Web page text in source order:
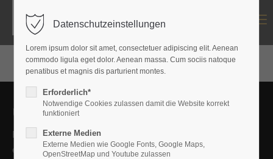
Login
Benutzername
Über uns
Egal ob Sie Erbe sind oder Ihre Nachfolge planen oder Sie
eine Immobilie verkaufen wollen, wir sind für Sie da.
Datenschutzeinstellungen
Lorem ipsum dolor sit amet, consectetuer adipiscing elit. Aenean
commodo ligula eget dolor. Aenean massa. Cum sociis natoque
penatibus et magnis dis parturient montes.
Erforderlich*
Notwendige Cookies zulassen damit die Website korrekt
funktioniert
Externe Medien
Externe Medien wie Google Fonts, Google Maps,
OpenStreetMap und Youtube zulassen